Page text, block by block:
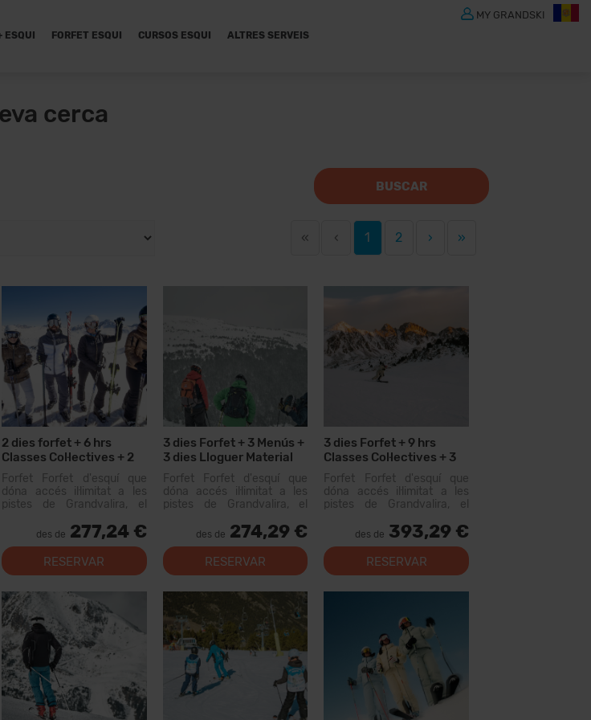
ESQUI FORFET ESQUI CURSOS ESQUI ALTRES SERVEIS
MY GRANDSKI
cerca
BUSCAR
« ‹ 1 2 › »
2 dies forfet + 6 hrs
Classes Col·lectives + 2
Menús + 2 dies Lloguer
Material
Forfet Forfet d'esquí que
dóna accés il·limitat a les
pistes de Grandvalira, el
dels Pirineus. Amb aquest
forfet podràs recórrer més
de 200 km de pistes, amb
opcions per a tots els nivells,
des de 277,24 €
RESERVAR
3 dies Forfet + 3 Menús +
3 dies Lloguer Material
Forfet Forfet d'esquí que
dóna accés il·limitat a les
pistes de Grandvalira, el
dels Pirineus. Amb aquest
forfet podràs recórrer més
de 200 km de pistes, amb
opcions per a tots els nivells,
des de 274,29 €
RESERVAR
3 dies Forfet + 9 hrs
Classes Col·lectives + 3
Menus + 3 dies Lloguer
Material
Forfet Forfet d'esquí que
dóna accés il·limitat a les
pistes de Grandvalira, el
dels Pirineus. Amb aquest
forfet podràs recórrer més
de 200 km de pistes, amb
opcions per a tots els nivells,
des de 393,29 €
RESERVAR